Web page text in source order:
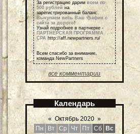
За регистрацию дарим всем по
500 рублей на
зарегистрированный баланс.
Выкупаем весь Ваш трафик с
сайта за дорого!
Узнай подробнее в партнерке -
ПАРТНЕРСКАЯ ПРОГРАММА
СРА http://aff.newpartners.ru/
Всем спасибо за внимание,
команда NewPartners
все комментарии
Календарь
« Октябрь 2020 »
Пн
Вт Ср Чт Пт Сб
Вс